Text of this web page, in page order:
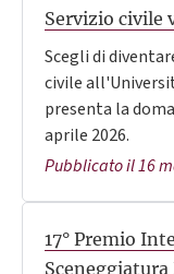
Servizio civile
Scegli di
civile
presenta la
aprile 2026.
Pubblicato il 16
17° Premio